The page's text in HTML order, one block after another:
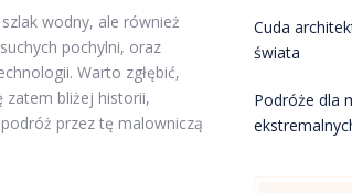
wodny, ale również
pochylni, oraz
Warto zgłębić,
zatem bliżej historii,
przez tę malowniczą
Cuda
świata
Podróże dla